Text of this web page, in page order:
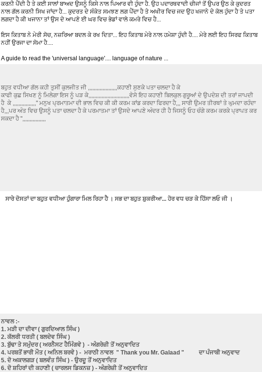
ਕਰਨੀ ਪੈਂਦੀ ਹੈ ਤੇ ਕਈ ਸਾਲਾਂ ਬਾਅਦ ਉਸਨੂੰ ਕਿਸੇ ਨਾਲ ਪਿਆਰ ਵੀ ਹੁੰਦਾ ਹੈ. ਉਹ ਪਦਾਰਥਵਾਦੀ ਚੀਜਾਂ ਤੋਂ ਉਪਰ ਉਠ ਕੇ ਕੁਦਰਤ
ਨਾਲ ਗੱਲ ਕਰਨੀ ਸਿਖ ਜਾਂਦਾ ਹੈ... ਕੁਦਰਤ ਦੇ ਸੰਕੇਤ ਸਮਝਣ ਲਗ ਪੈਂਦਾ ਹੈ ਤੇ ਅਖੀਰ ਵਿਚ ਜਦ ਉਹ ਖਜਾਨੇ ਦੇ ਕੋਲ ਹੁੰਦਾ ਹੈ ਤੇ ਪਤਾ
ਲਗਦਾ ਹੈ ਕੀ ਖਜਾਨਾ ਤਾਂ ਉਸ ਦੇ ਆਪਣੇ ਈ ਘਰ ਵਿਚ ਭੇਡਾਂ ਵਾਲੇ ਕਮਰੇ ਵਿਚ ਹੈ...
ਇਸ ਕਿਤਾਬ ਨੇ ਮੇਰੀ ਸੋਚ, ਨਜ਼ਰਿਆ ਬਦਲ ਕੇ ਰਖ ਦਿਤਾ... ਇਹ ਕਿਤਾਬ ਮੇਰੇ ਨਾਲ ਹਮੇਸ਼ਾ ਹੁੰਦੀ ਹੈ.... ਮੇਰੇ ਲਈ ਇਹ ਸਿਰਫ ਕਿਤਾਬ
ਨਹੀਂ ਉਰਜਾ ਦਾ ਸੋਮਾ ਹੈ....
A guide to read the 'universal language'.... language of nature ...
ਬਹੁਤ ਵਧੀਆ ਗੱਲ ਕਹੀ ਤੁਸੀਂ ਕੁਲਜੀਤ ਜੀ ,,,,,,,,,,,,,,,,,,,,ਕਹਾਣੀ ਸੁਣਕੇ ਪਤਾ ਚਲਦਾ ਹੈ ਕੇ
ਕਾਫੀ ਕੁਛ ਸਿਖਣ ਨੂੰ ਮਿਲੇਗਾ ਇਸ ਨੂੰ ਪੜ ਕੇ,,,,,,,,,,,,,,,,,,,,,,,,,,,,ਵੇਸੇ ਇਹ ਕਹਾਣੀ ਬਿਲਕੁਲ ਗੁਰੂਆਂ ਦੇ ਉਪਦੇਸ਼ ਦੀ ਤਰਾਂ ਜਾਪਦੀ
ਹੈ ਕੇ ,,,,,,,,,,,,,,,," ਮਨੁਖ ਪ੍ਰਮਾਤਮਾ ਦੀ ਭਾਲ ਵਿਚ ਕੀ ਕੀ ਕਰਮ ਕਾਂਡ ਕਰਦਾ ਫਿਰਦਾ ਹੈ,,, ਸਾਰੀ ਉਮਰ ਤੀਰਥਾਂ ਤੇ ਘੁਮਦਾ ਰਹੰਦਾ
ਹੈ,,,ਪਰ ਅੰਤ ਵਿਚ ਉਸਨੂੰ ਪਤਾ ਚਲਦਾ ਹੈ ਕੇ ਪਰਮਾਤਮਾ ਤਾਂ ਉਸਦੇ ਆਪਣੇ ਅੰਦਰ ਹੀ ਹੈ ਜਿਸਨੂੰ ਓਹ ਚੰਗੇ ਕਰਮ ਕਰਕੇ ਪ੍ਰਾਪਤ ਕਰ
ਸਕਦਾ ਹੈ ",,,,,,,,,,,,,,,,
ਸਾਰੇ ਦੋਸਤਾਂ ਦਾ ਬਹੁਤ ਵਧੀਆ ਹੁੰਗਾਰਾ ਮਿਲ ਰਿਹਾ ਹੈ । ਸਭ ਦਾ ਬਹੁਤ ਸ਼ੁਕਰੀਆ... ਹੋਰ ਵਧ ਚੜ ਕੇ ਹਿੱਸਾ ਲਓ ਜੀ ।
ਨਾਵਲ :-
1. ਮੜੀ ਦਾ ਦੀਵਾ ( ਗੁਰਦਿਆਲ ਸਿੰਘ )
2. ਕੱਲਰੀ ਧਰਤੀ ( ਬਲਦੇਵ ਸਿੰਘ )
3. ਬੁੱਢਾ ਤੇ ਸਮੁੰਦਰ ( ਅਰਨੈਸਟ ਹੈਮਿੰਗਵੇ ) - ਅੰਗਰੇਜ਼ੀ ਤੋਂ ਅਨੁਵਾਦਿਤ
4. ਪਰਬਤੋਂ ਭਾਰੀ ਮੌਤ ( ਅਨਿਲ ਬਰਵੇ ) - ਮਰਾਠੀ ਨਾਵਲ " Thank you Mr. Galaad " ਦਾ ਪੰਜਾਬੀ ਅਨੁਵਾਦ
5. ਦੋ ਅਕਾਲਗੜ ( ਬਲਵੰਤ ਸਿੰਘ ) - ਉਰਦੂ ਤੋਂ ਅਨੁਵਾਦਿਤ
6. ਦੋ ਸ਼ਹਿਰਾਂ ਦੀ ਕਹਾਣੀ ( ਚਾਰਲਸ ਡਿਕਨਜ਼ ) - ਅੰਗਰੇਜ਼ੀ ਤੋਂ ਅਨੁਵਾਦਿਤ